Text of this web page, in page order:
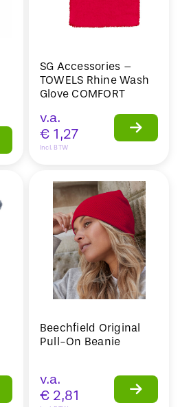
SG Accessories –
TOWELS Rhine Wash
Glove COMFORT
v.a.
€ 1,27
Incl. BTW
Beechfield Original
Pull-On Beanie
v.a.
€ 2,81